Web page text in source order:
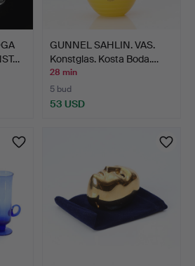
GUNNEL SAHLIN. VAS.
Konstglas. Kosta Boda.…
28 min
5 bud
53 USD